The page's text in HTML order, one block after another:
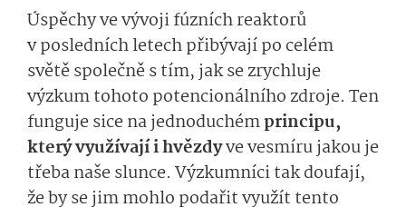
Úspěchy ve vývoji fúzních reaktorů
v posledních letech přibývají po celém
světě společně s tím, jak se zrychluje
výzkum tohoto potencionálního zdroje. Ten
funguje sice na jednoduchémprincipu,
který využívají i hvězdyve vesmíru jakou je
třeba naše slunce. Výzkumníci tak doufají,
že by se jim mohlo podařit využít tento